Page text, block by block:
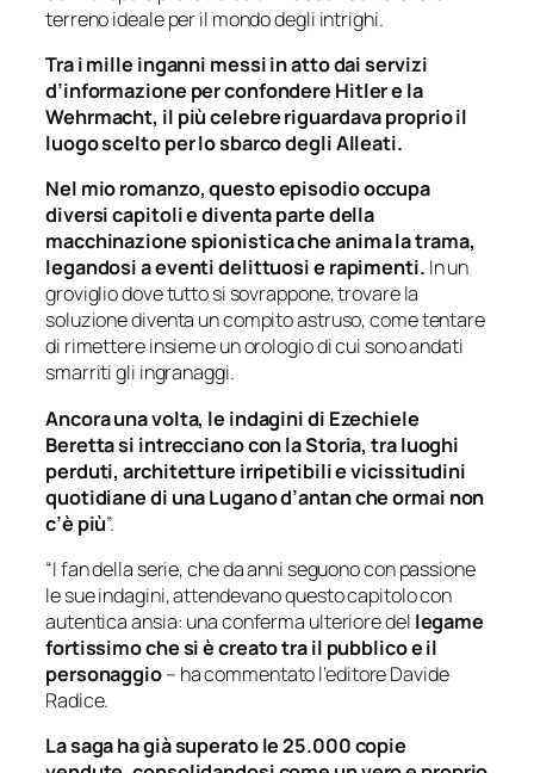
terreno ideale per il mondo degli intrighi.
Tra i mille inganni messi in atto dai servizi
d’informazione per confondere Hitler e la
Wehrmacht, il più celebre riguardava proprio il
luogo scelto per lo sbarco degli Alleati.
Nel mio romanzo, questo episodio occupa
diversi capitoli e diventa parte della
macchinazione spionistica che anima la trama,
legandosi a eventi delittuosi e rapimenti. In un
groviglio dove tutto si sovrappone, trovare la
soluzione diventa un compito astruso, come tentare
di rimettere insieme un orologio di cui sono andati
smarriti gli ingranaggi.
Ancora una volta, le indagini di Ezechiele
Beretta si intrecciano con la Storia, tra luoghi
perduti, architetture irripetibili e vicissitudini
quotidiane di una Lugano d’antan che ormai non
c’è più”.
“I fan della serie, che da anni seguono con passione
le sue indagini, attendevano questo capitolo con
autentica ansia: una conferma ulteriore del legame
fortissimo che si è creato tra il pubblico e il
personaggio– ha commentato l’editore Davide
Radice.
La saga ha già superato le 25.000 copie